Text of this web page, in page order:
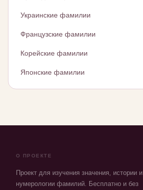
Украинские фамилии
Французские фамилии
Корейские фамилии
Японские фамилии
О ПРОЕКТЕ
Проект для изучения значения, истории и
нумерологии фамилий. Бесплатно и без